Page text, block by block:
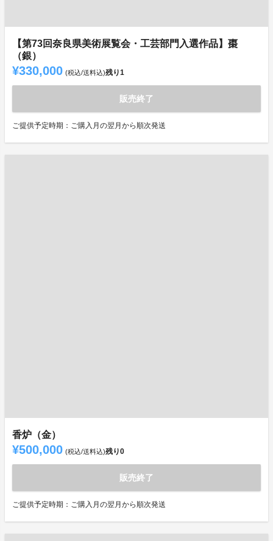
【第73回奈良県美術展覧会・工芸部門入選作品】棗
（銀）
¥330,000 (税込/送料込)残り1
販売終了
ご提供予定時期：ご購入月の翌月から順次発送
香炉（金）
¥500,000 (税込/送料込)残り0
販売終了
ご提供予定時期：ご購入月の翌月から順次発送